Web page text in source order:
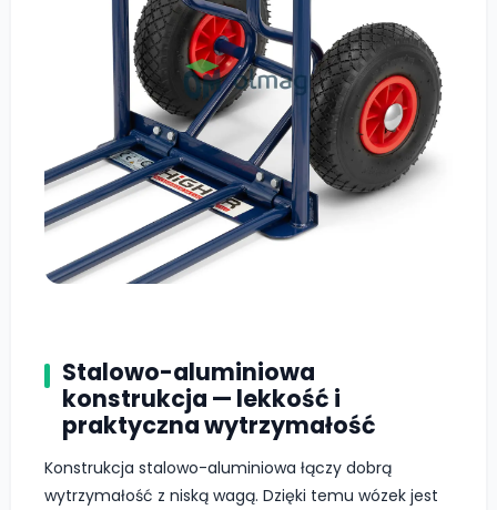
Stalowo-aluminiowa
konstrukcja — lekkość i
praktyczna wytrzymałość
Konstrukcja stalowo-aluminiowa łączy dobrą
wytrzymałość z niską wagą. Dzięki temu wózek jest